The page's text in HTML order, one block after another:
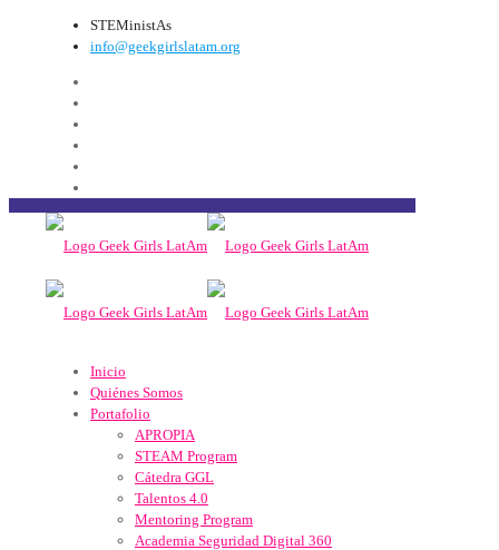
STEMinistAs
info@geekgirlslatam.org
Inicio
Quiénes Somos
Portafolio
APROPIA
STEAM Program
Cátedra GGL
Talentos 4.0
Mentoring Program
Academia Seguridad Digital 360